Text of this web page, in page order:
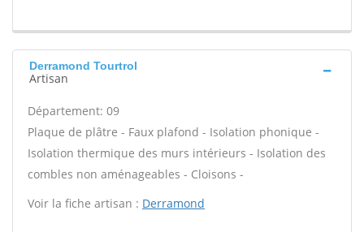
Derramond Tourtrol
Artisan
Département: 09
Plaque de plâtre - Faux plafond - Isolation phonique -
Isolation thermique des murs intérieurs - Isolation des
combles non aménageables - Cloisons -
Voir la fiche artisan : Derramond